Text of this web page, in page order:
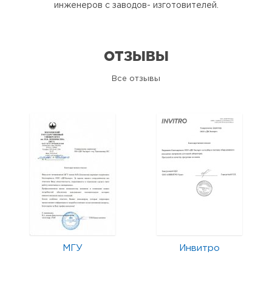
инженеров с заводов- изготовителей.
ОТЗЫВЫ
Все отзывы
МГУ Инвитро